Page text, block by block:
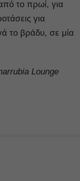
το πρωί, για
για
το βράδυ, σε μία
Lounge